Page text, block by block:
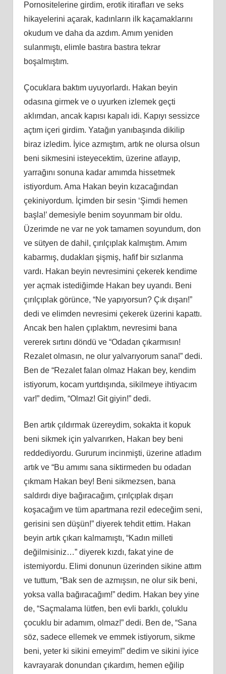
Pornositelerine girdim, erotik itirafları ve seks
hikayelerini açarak, kadınların ilk kaçamaklarını
okudum ve daha da azdım. Amım yeniden
sulanmıştı, elimle bastıra bastıra tekrar
boşalmıştım.
Çocuklara baktım uyuyorlardı. Hakan beyin
odasına girmek ve o uyurken izlemek geçti
aklımdan, ancak kapısı kapalı idi. Kapıyı sessizce
açtım içeri girdim. Yatağın yanıbaşında dikilip
biraz izledim. İyice azmıştım, artık ne olursa olsun
beni sikmesini isteyecektim, üzerine atlayıp,
yarrağını sonuna kadar amımda hissetmek
istiyordum. Ama Hakan beyin kızacağından
çekiniyordum. İçimden bir sesin ‘Şimdi hemen
başla!’ demesiyle benim soyunmam bir oldu.
Üzerimde ne var ne yok tamamen soyundum, don
ve sütyen de dahil, çırılçıplak kalmıştım. Amım
kabarmış, dudakları şişmiş, hafif bir sızlanma
vardı. Hakan beyin nevresimini çekerek kendime
yer açmak istediğimde Hakan bey uyandı. Beni
çırılçıplak görünce, “Ne yapıyorsun? Çık dışarı!”
dedi ve elimden nevresimi çekerek üzerini kapattı.
Ancak ben halen çıplaktım, nevresimi bana
vererek sırtını döndü ve “Odadan çıkarmısın!
Rezalet olmasın, ne olur yalvarıyorum sana!” dedi.
Ben de “Rezalet falan olmaz Hakan bey, kendim
istiyorum, kocam yurtdışında, sikilmeye ihtiyacım
var!” dedim, “Olmaz! Git giyin!” dedi.
Ben artık çıldırmak üzereydim, sokakta it kopuk
beni sikmek için yalvarırken, Hakan bey beni
reddediyordu. Gururum incinmişti, üzerine atladım
artık ve “Bu amımı sana siktirmeden bu odadan
çıkmam Hakan bey! Beni sikmezsen, bana
saldırdı diye bağıracağım, çırılçıplak dışarı
koşacağım ve tüm apartmana rezil edeceğim seni,
gerisini sen düşün!” diyerek tehdit ettim. Hakan
beyin artık çıkarı kalmamıştı, “Kadın milleti
değilmisiniz…” diyerek kızdı, fakat yine de
istemiyordu. Elimi donunun üzerinden sikine attım
ve tuttum, “Bak sen de azmışsın, ne olur sik beni,
yoksa valla bağıracağım!” dedim. Hakan bey yine
de, “Saçmalama lütfen, ben evli barklı, çoluklu
çocuklu bir adamım, olmaz!” dedi. Ben de, “Sana
söz, sadece ellemek ve emmek istiyorum, sikme
beni, yeter ki sikini emeyim!” dedim ve sikini iyice
kavrayarak donundan çıkardım, hemen eğilip